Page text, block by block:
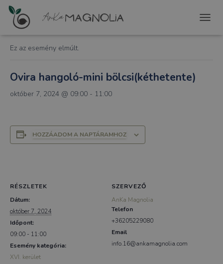
« Összes Események
Ez az esemény elmúlt.
Ovira hangoló-mini bölcsi(kéthetente)
október 7, 2024 @ 09:00 - 11:00
HOZZÁADOM A NAPTÁRAMHOZ
RÉSZLETEK
Dátum:
október 7, 2024
Időpont:
09:00 - 11:00
Esemény kategória:
XVI. kerület
SZERVEZŐ
AnKa Magnolia
Telefon
+36205229080
Email
info.16@ankamagnolia.com